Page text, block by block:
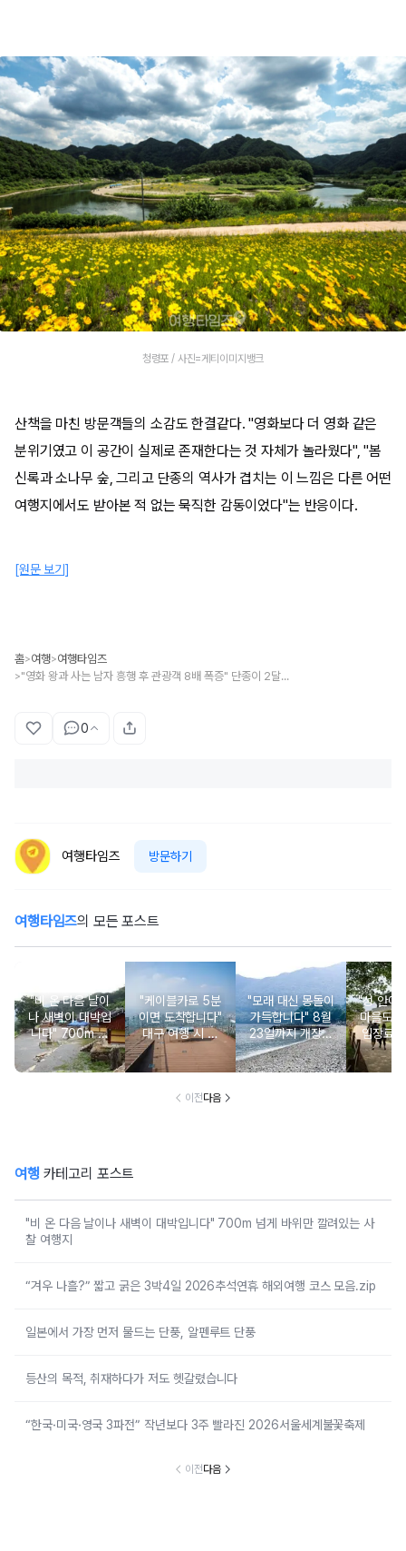
청령포 / 사진=게티이미지뱅크
산책을 마친 방문객들의 소감도 한결같다. "영화보다 더 영화 같은
분위기였고 이 공간이 실제로 존재한다는 것 자체가 놀라웠다", "봄
신록과 소나무 숲, 그리고 단종의 역사가 겹치는 이 느낌은 다른 어떤
여행지에서도 받아본 적 없는 묵직한 감동이었다"는 반응이다.
[원문 보기]
홈>여행>여행타임즈
> "영화 왕과 사는 남자 흥행 후 관광객 8배 폭증" 단종이 2달을 살았던 봄 역사 여행지
0
여행타임즈 방문하기
여행타임즈의 모든 포스트
"비 온 다음 날이
나 새벽이 대박입
니다" 700m 넘
게 바위만 깔려있
는 사찰 여행지
"케이블카로 5분
이면 도착합니다"
대구 여행 시 꼭
가봐야 할 해발 5
10m 야경 명소
"모래 대신 몽돌이
가득합니다" 8월
23일까지 개장되
는 조용한 몽돌 해
수욕장
"성 안에
마을도
입장료
도 무료
책
이전다음
여행 카테고리 포스트
"비 온 다음 날이나 새벽이 대박입니다" 700m 넘게 바위만 깔려있는 사
찰 여행지
“겨우 나흘?” 짧고 굵은 3박4일 2026추석연휴 해외여행 코스 모음.zip
일본에서 가장 먼저 물드는 단풍, 알펜루트 단풍
등산의 목적, 취재하다가 저도 헷갈렸습니다
“한국·미국·영국 3파전” 작년보다 3주 빨라진 2026서울세계불꽃축제
이전다음